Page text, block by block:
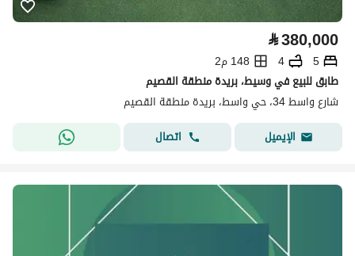
⃁380,000
5
4
148 م2
طابق للبيع في وسيط، بريدة منطقة القصيم
شارع واسط 34، حي واسط، بريدة منطقة القصيم
الإيميل
اتصال